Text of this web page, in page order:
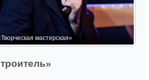
мастерская»